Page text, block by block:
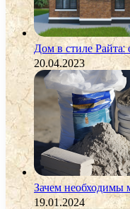
Дом в стиле Райта:
20.04.2023
Зачем
19.01.2024